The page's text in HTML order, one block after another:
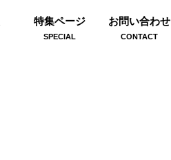
特集ページ
SPECIAL
お問い合わせ
CONTACT